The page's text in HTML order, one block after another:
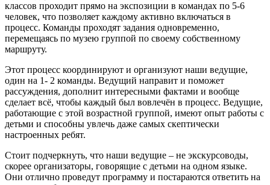
классов проходит прямо на экспозиции в командах по 5-6
человек, что позволяет каждому активно включаться в
процесс. Команды проходят задания одновременно,
перемещаясь по музею группой по своему собственному
маршруту.
Этот процесс координируют и организуют наши ведущие,
один на 1- 2 команды. Ведущий направит и поможет
рассуждения, дополнит интересными фактами и вообще
сделает всё, чтобы каждый был вовлечён в процесс. Ведущие,
работающие с этой возрастной группой, имеют опыт работы с
детьми и способны увлечь даже самых скептически
настроенных ребят.
Стоит подчеркнуть, что наши ведущие – не экскурсоводы,
скорее организаторы, говорящие с детьми на одном языке.
Они отлично проведут программу и постараются ответить на